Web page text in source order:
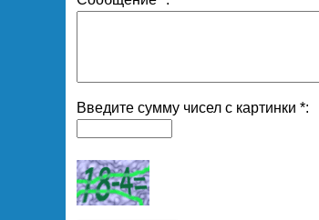
Введите сумму чисел с картинки *: